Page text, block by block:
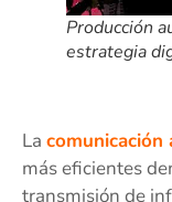
Producción
estrategia
La comunicación
más eficientes
transmisión de